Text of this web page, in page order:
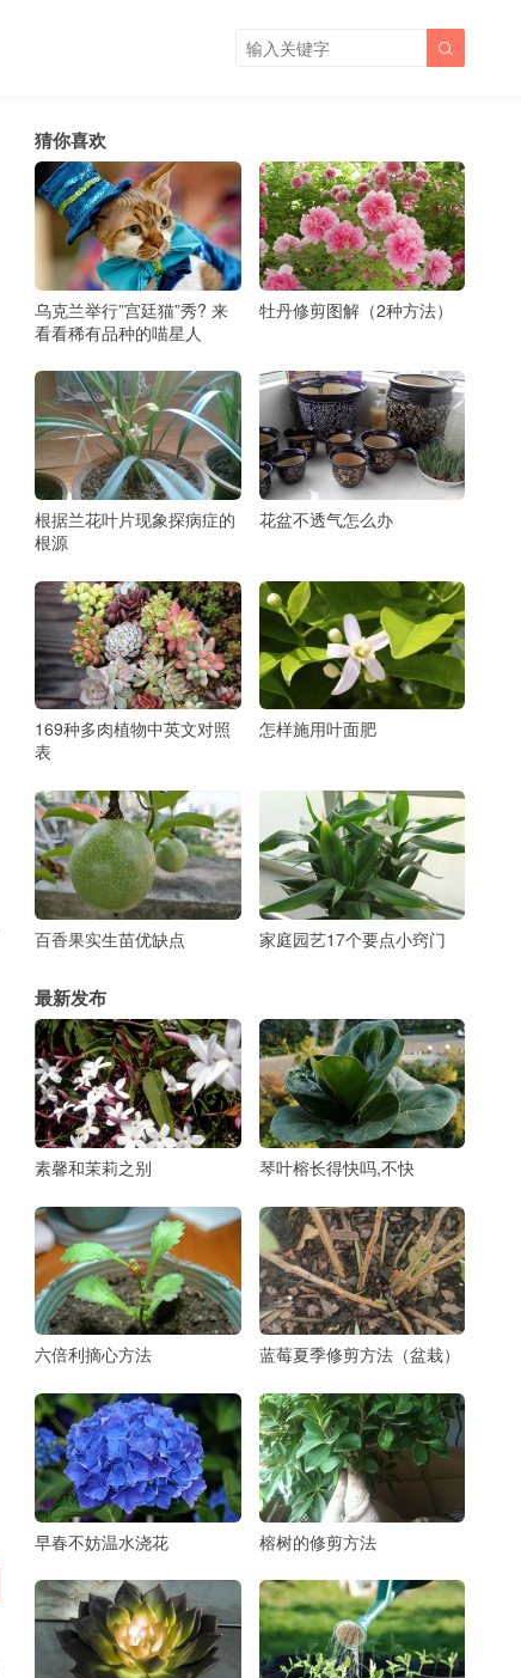

猜你喜欢
乌克兰举行”宫廷猫”秀? 来
看看稀有品种的喵星人
牡丹修剪图解（2种方法）
根据兰花叶片现象探病症的
根源
花盆不透气怎么办
169种多肉植物中英文对照
表
怎样施用叶面肥
百香果实生苗优缺点 家庭园艺17个要点小窍门
最新发布
素馨和茉莉之别 琴叶榕长得快吗,不快
六倍利摘心方法 蓝莓夏季修剪方法（盆栽）
早春不妨温水浇花 榕树的修剪方法